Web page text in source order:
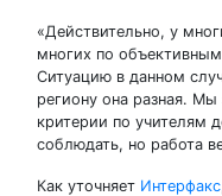
«Действительно, у
многих по
Ситуацию в данном
региону она разная. Мы
критерии по учителям
соблюдать, но работа
Как уточняет Интерфакс